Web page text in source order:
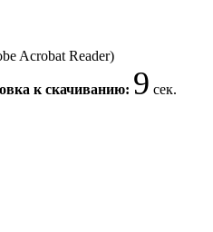
Acrobat Reader)
к скачиванию: 9 сек.